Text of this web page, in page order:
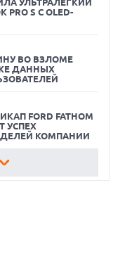
В 2026
Б/У
УЛЬТРАЛЕГКИЙ
PRO S С OLED-
ВО ВЗЛОМЕ
ДАННЫХ
FORD FATHOM
УСПЕХ
КОМПАНИИ